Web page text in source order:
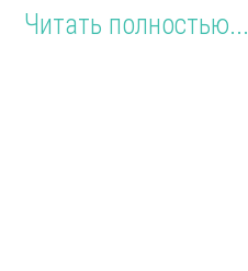
Читать полностью...